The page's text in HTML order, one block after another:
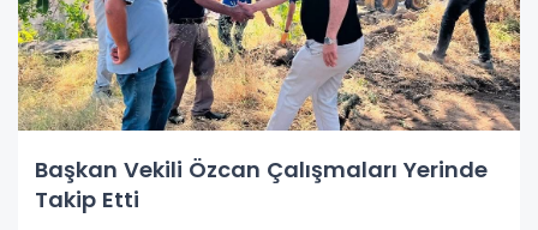
Başkan Vekili Özcan Çalışmaları Yerinde
Takip Etti